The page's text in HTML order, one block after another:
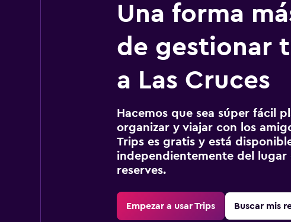
Una forma
de gestionar
a Las Cruces
Hacemos que sea súper fácil
organizar y viajar con los
Trips es gratis y está
independientemente del lugar
reserves.
Empezar a usar Trips Buscar mis